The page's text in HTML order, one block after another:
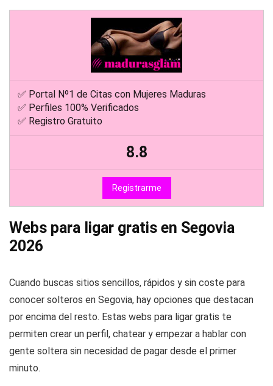
✅ Portal Nº1 de Citas con Mujeres Maduras
✅ Perfiles 100% Verificados
✅ Registro Gratuito
8.8
Registrarme
Webs para ligar gratis en Segovia
2026
Cuando buscas sitios sencillos, rápidos y sin coste para
conocer solteros en Segovia, hay opciones que destacan
por encima del resto. Estas webs para ligar gratis te
permiten crear un perfil, chatear y empezar a hablar con
gente soltera sin necesidad de pagar desde el primer
minuto.